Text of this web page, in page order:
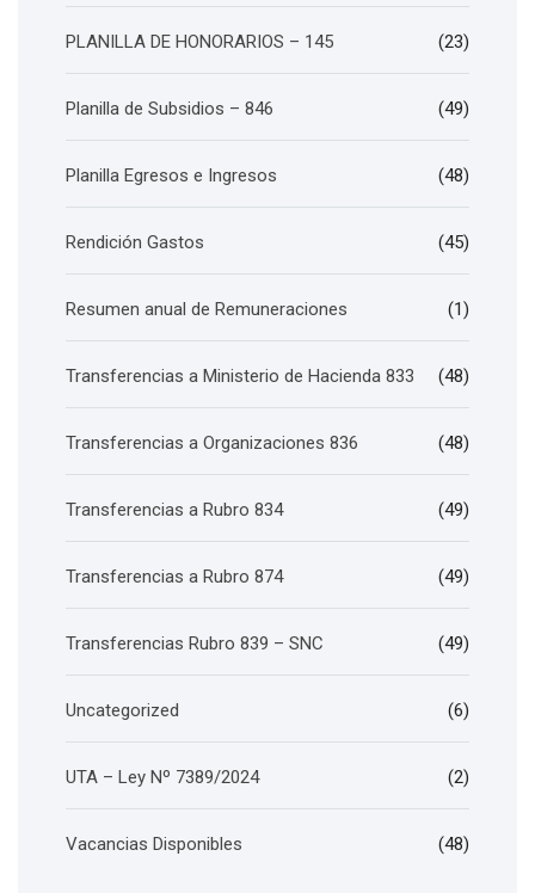
PLANILLA DE HONORARIOS – 145 (23)
Planilla de Subsidios – 846 (49)
Planilla Egresos e Ingresos (48)
Rendición Gastos (45)
Resumen anual de Remuneraciones (1)
Transferencias a Ministerio de Hacienda 833 (48)
Transferencias a Organizaciones 836 (48)
Transferencias a Rubro 834 (49)
Transferencias a Rubro 874 (49)
Transferencias Rubro 839 – SNC (49)
Uncategorized (6)
UTA – Ley Nº 7389/2024 (2)
Vacancias Disponibles (48)